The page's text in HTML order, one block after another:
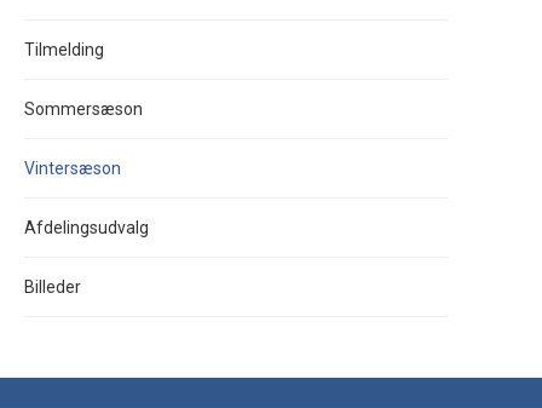
Tilmelding
Sommersæson
Vintersæson
Afdelingsudvalg
Billeder